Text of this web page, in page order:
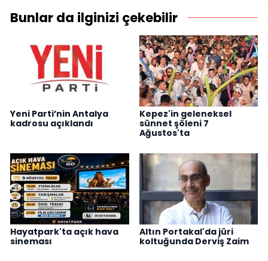
Bunlar da ilginizi çekebilir
Yeni Parti’nin Antalya
kadrosu açıklandı
Kepez'in geleneksel
sünnet şöleni 7
Ağustos'ta
Hayatpark'ta açık hava
sineması
Altın Portakal'da jüri
koltuğunda Derviş Zaim